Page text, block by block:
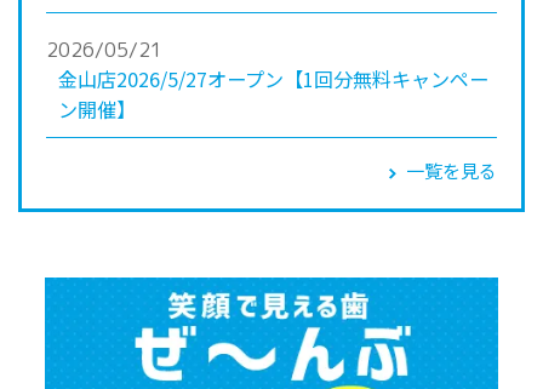
2026/05/21
金山店2026/5/27オープン【1回分無料キャンペー
ン開催】
一覧を見る